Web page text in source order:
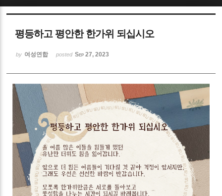
평등하고 평안한 한가위 되십시오
by 여성연합 posted Sep 27, 2023
Sketchbook5, 스케치북5
Sketchbook5, 스케치북5